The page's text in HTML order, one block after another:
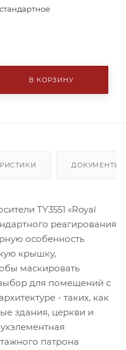
стандартное
В КОРЗИНУ
ДОКУМЕНТЫ
TY3551 «Royal
реагирования
особенность
крышку,
маскировать
для помещений с
- таких, как
здания, церкви и
патрона